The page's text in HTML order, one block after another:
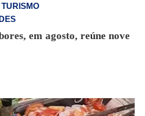
TURISMO
em agosto, reúne nove